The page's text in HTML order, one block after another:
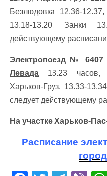
Безлюдовка 12.36-
13.18-13.20, Занки
действующему
Электропоезд № 6407
Левада 13.23 часов,
Харьков-Груз. 13.33-
следует действующему
На участке Харьков-
Расписание